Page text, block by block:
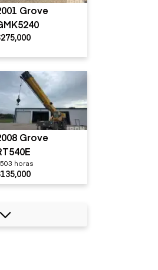
Grove
Grove
horas